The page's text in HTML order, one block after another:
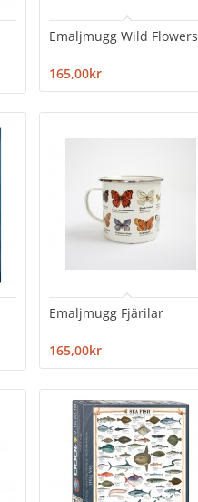
Emaljmugg Wild Flowers
165,00kr
Emaljmugg Fjärilar
165,00kr